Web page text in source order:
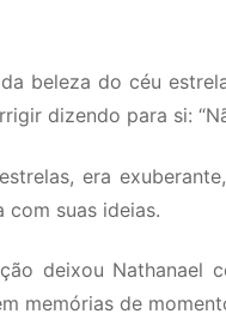
beleza do céu
dizendo para si:
era
com suas ideias.
deixou Nathanael
memórias de